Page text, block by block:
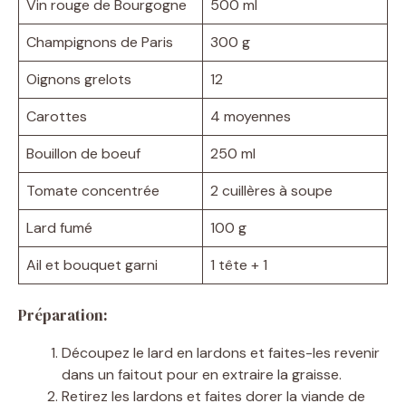
Vin rouge de Bourgogne
500 ml
Champignons de Paris
300 g
Oignons grelots
12
Carottes
4 moyennes
Bouillon de boeuf
250 ml
Tomate concentrée
2 cuillères à soupe
Lard fumé
100 g
Ail et bouquet garni
1 tête + 1
Préparation:
Découpez le lard en lardons et faites-les revenir
dans un faitout pour en extraire la graisse.
Retirez les lardons et faites dorer la viande de